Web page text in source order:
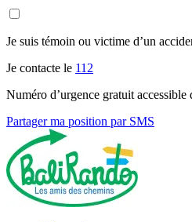
Je suis témoin ou victime d’un
Je contacte le 112
Numéro d’urgence gratuit
Partager ma position par SMS